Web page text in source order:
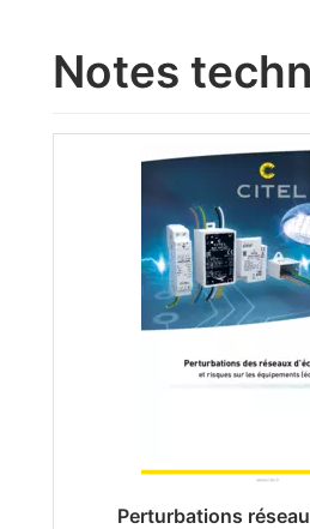
Notes
Perturbations